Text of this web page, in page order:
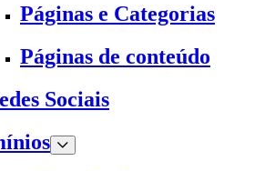
Páginas e Categorias
Páginas de conteúdo
Sociais